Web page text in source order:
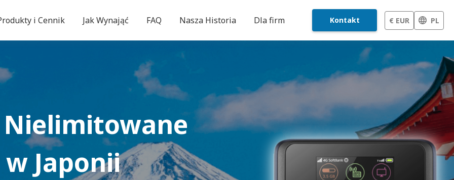
i Cennik Jak Wynająć FAQ Nasza Historia Dla firm Kontakt € EUR PL
w Japonii